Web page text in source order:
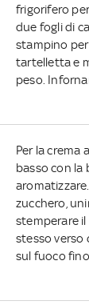
frigorifero
due fogli di
stampino
tartelletta e
peso.
Per la crema
basso con la
zucchero,
stemperare
stesso verso
sul fuoco